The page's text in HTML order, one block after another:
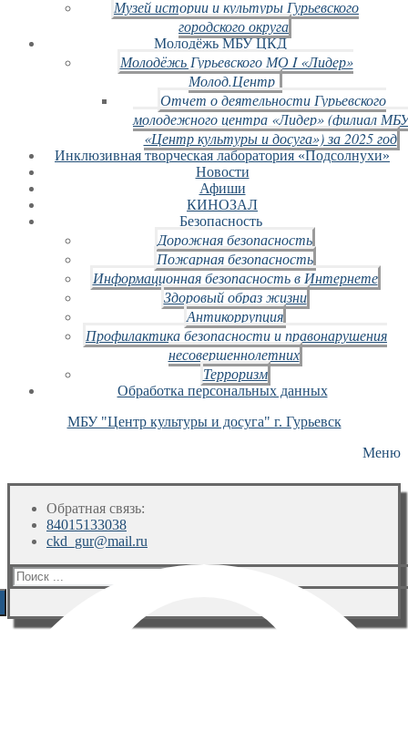
Музей истории и культуры Гурьевского
городского округа
Молодёжь МБУ ЦКД
Молодёжь Гурьевского МО I «Лидер»
Молод.Центр
Отчет о деятельности Гурьевского
молодежного центра «Лидер» (филиал
«Центр культуры и досуга») за 2025 год
Инклюзивная творческая лаборатория «Подсолнухи»
Новости
Афиши
КИНОЗАЛ
Безопасность
Дорожная безопасность
Пожарная безопасность
Информационная безопасность в Интернете
Здоровый образ жизни
Антикоррупция
Профилактика безопасности и правонарушения
несовершеннолетних
Терроризм
Обработка персональных данных
МБУ "Центр культуры и досуга" г. Гурьевск
Меню
Обратная связь:
84015133038
ckd_gur@mail.ru
Искать: